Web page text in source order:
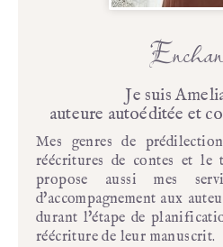
Je suis
auteure autoéditée et
Mes genres de
réécritures de contes et le
propose aussi mes
d'accompagnement aux
durant l'étape de
réécriture de leur manuscrit.